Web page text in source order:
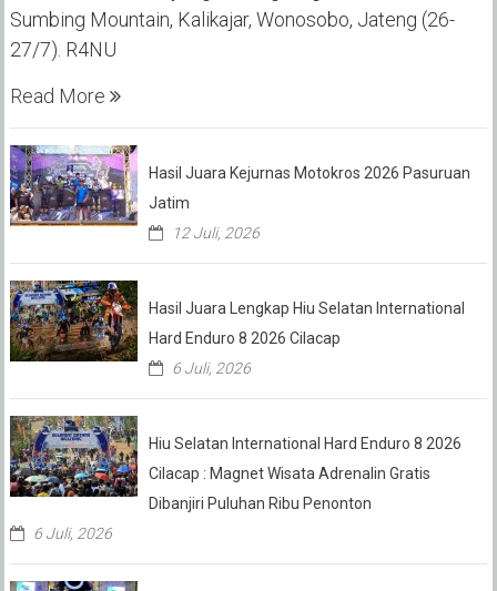
Sumbing Mountain, Kalikajar, Wonosobo, Jateng (26-
27/7). R4NU
Read More
Hasil Juara Kejurnas Motokros 2026 Pasuruan
Jatim
12 Juli, 2026
Hasil Juara Lengkap Hiu Selatan International
Hard Enduro 8 2026 Cilacap
6 Juli, 2026
Hiu Selatan International Hard Enduro 8 2026
Cilacap : Magnet Wisata Adrenalin Gratis
Dibanjiri Puluhan Ribu Penonton
6 Juli, 2026